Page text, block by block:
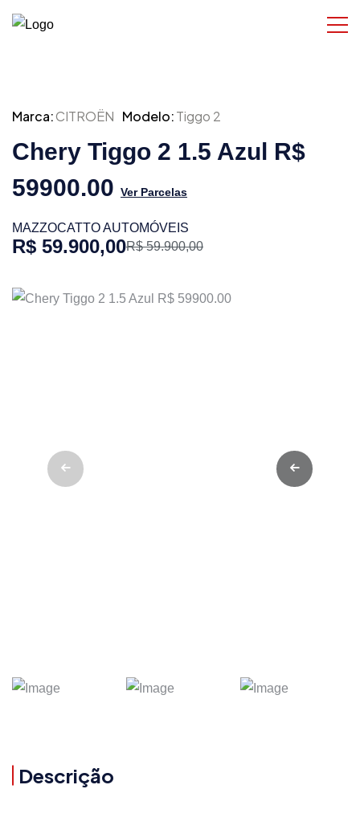
Marca:CITROËN Modelo:Tiggo 2
Chery Tiggo 2 1.5 Azul R$
59900.00 Ver Parcelas
MAZZOCATTO AUTOMÓVEIS
R$ 59.900,00R$ 59.900,00
Descrição